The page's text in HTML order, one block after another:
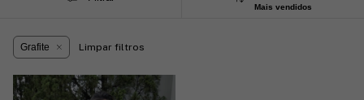
Mais vendidos
Grafite Limpar filtros